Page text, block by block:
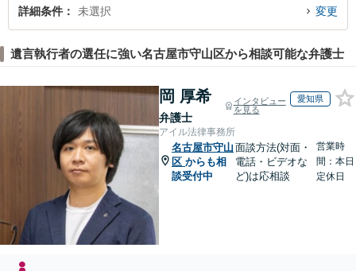
困りの相談者さんにおすすめです。
詳細条件 未選択 変更
遺言執行者の選任に強い名古屋市守山区から相談可能な弁護士
岡 厚希
弁護士
インタビュー
を見る
愛知県
アイル法律事務所
名古屋市守山
区 からも相
談受付中
面談方法(対面・
電話・ビデオな
ど)は応相談
営業時
間：本日
定休日